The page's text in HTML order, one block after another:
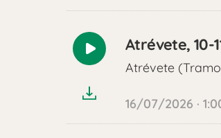
Reproducir
Atrévete, 10-
Atrévete (Tramo
16/07/2026 ·